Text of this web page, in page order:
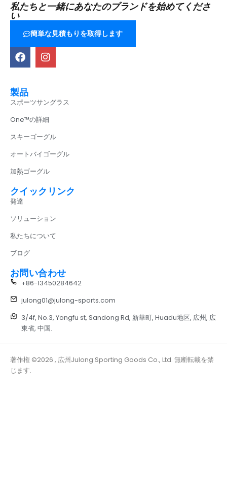
私たちと一緒にあなたのブランドを始めてくださ
い
簡単な見積もりを取得します
製品
スポーツサングラス
One™の詳細
スキーゴーグル
オートバイゴーグル
加熱ゴーグル
クイックリンク
発達
ソリューション
私たちについて
ブログ
お問い合わせ
+86-13450284642
julong01@julong-sports.com
3/4f, No.3, Yongfu st, Sandong Rd, 新華町, Huadu地区, 広州, 広
東省, 中国.
著作権 ©2026 , 広州Julong Sporting Goods Co., Ltd. 無断転載を禁
じます.